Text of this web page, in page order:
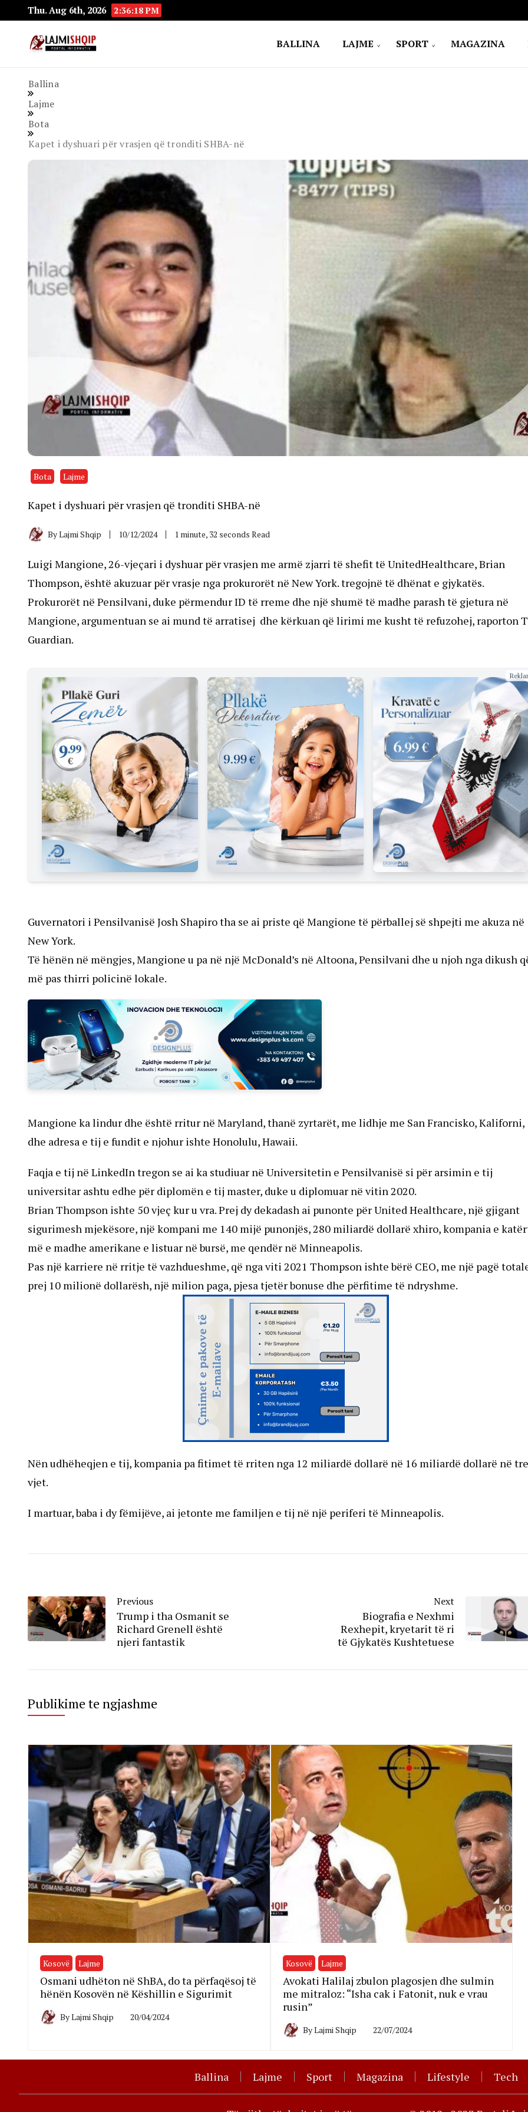
Thu. Aug 6th, 2026 2:36:19 PM
BALLINA LAJME SPORT MAGAZINA
Ballina
Lajme
Bota
Kapet i dyshuari për vrasjen që tronditi SHBA-në
Bota Lajme
Kapet i dyshuari për vrasjen që tronditi SHBA-në
ByLajmi Shqip 10/12/2024 1 minute, 32 seconds Read
Luigi Mangione, 26-vjeçari i dyshuar për vrasjen me armë zjarri të shefit të UnitedHealthcare, Brian
Thompson, është akuzuar për vrasje nga prokurorët në New York. tregojnë të dhënat e gjykatës.
Prokurorët në Pensilvani, duke përmendur ID të rreme dhe një shumë të madhe parash të gjetura në
Mangione, argumentuan se ai mund të arratisej dhe kërkuan që lirimi me kusht të refuzohej, raporton
Guardian.
Guvernatori i Pensilvanisë Josh Shapiro tha se ai priste që Mangione të përballej së shpejti me akuza në
New York.
Të hënën në mëngjes, Mangione u pa në një McDonald’s në Altoona, Pensilvani dhe u njoh nga dikush
më pas thirri policinë lokale.
Mangione ka lindur dhe është rritur në Maryland, thanë zyrtarët, me lidhje me San Francisko, Kaliforni,
dhe adresa e tij e fundit e njohur ishte Honolulu, Hawaii.
Faqja e tij në LinkedIn tregon se ai ka studiuar në Universitetin e Pensilvanisë si për arsimin e tij
universitar ashtu edhe për diplomën e tij master, duke u diplomuar në vitin 2020.
Brian Thompson ishte 50 vjeç kur u vra. Prej dy dekadash ai punonte për United Healthcare, një gjigant
sigurimesh mjekësore, një kompani me 140 mijë punonjës, 280 miliardë dollarë xhiro, kompania e
më e madhe amerikane e listuar në bursë, me qendër në Minneapolis.
Pas një karriere në rritje të vazhdueshme, që nga viti 2021 Thompson ishte bërë CEO, me një pagë
prej 10 milionë dollarësh, një milion paga, pjesa tjetër bonuse dhe përfitime të ndryshme.
Nën udhëheqjen e tij, kompania pa fitimet të rriten nga 12 miliardë dollarë në 16 miliardë dollarë në tre
vjet.
I martuar, baba i dy fëmijëve, ai jetonte me familjen e tij në një periferi të Minneapolis.
Previous
Trump i tha Osmanit se
Richard Grenell është
njeri fantastik
Next
Biografia e Nexhmi
Rexhepit, kryetarit të ri
të Gjykatës Kushtetuese
Publikime te ngjashme
Kosovë Lajme
Osmani udhëton në ShBA, do ta përfaqësoj të
hënën Kosovën në Këshillin e Sigurimit
ByLajmi Shqip 20/04/2024
Kosovë Lajme
Avokati Halilaj zbulon plagosjen dhe sulmin
me mitraloz: “Isha cak i Fatonit, nuk e vrau
rusin”
ByLajmi Shqip 22/07/2024
Ballina Lajme Sport Magazina Lifestyle Tech